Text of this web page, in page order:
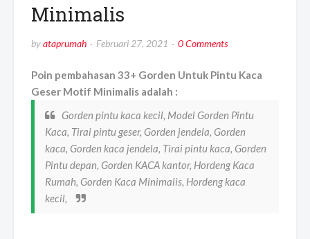
Minimalis
byataprumah Februari 27, 2021 0 Comments
Poin pembahasan 33+ Gorden Untuk Pintu Kaca
Geser Motif Minimalis adalah :
Gorden pintu kaca kecil, Model Gorden Pintu
Kaca, Tirai pintu geser, Gorden jendela, Gorden
kaca, Gorden kaca jendela, Tirai pintu kaca, Gorden
Pintu depan, Gorden KACA kantor, Hordeng Kaca
Rumah, Gorden Kaca Minimalis, Hordeng kaca
kecil,